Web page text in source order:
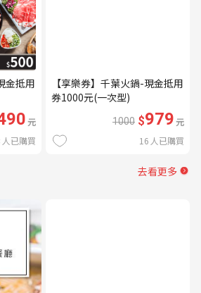
金抵用
元
人已購買
【享樂券】千葉火鍋-現金抵用
券1000元(一次型)
1000 $979元
16 人已購買
去看更多